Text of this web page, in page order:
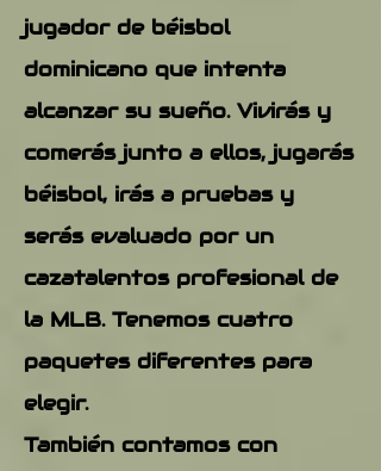
jugador de béisbol
dominicano que intenta
alcanzar su sueño. Vivirás y
comerás junto a ellos, jugarás
béisbol, irás a pruebas y
serás evaluado por un
cazatalentos profesional de
la MLB. Tenemos cuatro
paquetes diferentes para
elegir.
También contamos con